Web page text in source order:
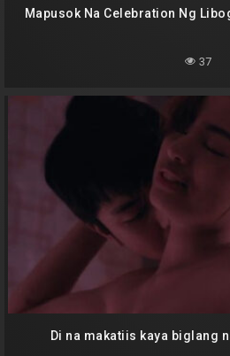
Mapusok Na Celebration Ng
37
Di na makatiis kaya biglang